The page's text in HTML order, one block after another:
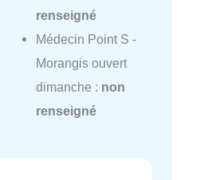
renseigné
Médecin Point S -
Morangis ouvert
dimanche : non
renseigné